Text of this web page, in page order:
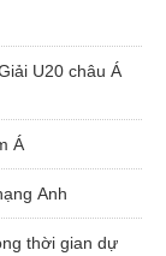
U20 châu Á
Á
Anh
thời gian dự